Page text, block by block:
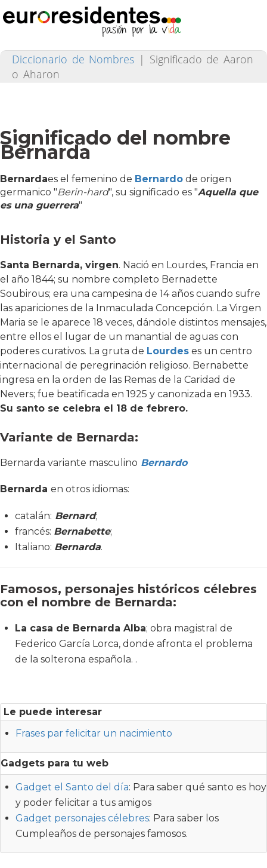
Diccionario de Nombres | Significado de Aaron
o Aharon
Significado del nombre
Bernarda
Bernardaes el femenino de Bernardo de origen
germanico "Berin-hard", su significado es "Aquella que
es una guerrera"
Historia y el Santo
Santa Bernarda, virgen. Nació en Lourdes, Francia en
el año 1844; su nombre completo Bernadette
Soubirous; era una campesina de 14 años cuando sufre
las apariciones de la Inmaculada Concepción. La Virgen
Maria se le aparece 18 veces, dándole distintos mensajes,
entre ellos el lugar de un manantial de aguas con
poderes curativos. La gruta de Lourdes es un centro
internacional de peregrinación religioso. Bernabette
ingresa en la orden de las Remas de la Caridad de
Nevers; fue beatificada en 1925 y canonizada en 1933.
Su santo se celebra el 18 de febrero.
Variante de Bernarda:
Bernarda variante masculino Bernardo
Bernarda en otros idiomas:
catalán: Bernard;
francés: Bernabette;
Italiano: Bernarda.
Famosos, personajes históricos célebres
con el nombre de Bernarda:
La casa de Bernarda Alba; obra magistral de
Federico García Lorca, donde afronta el problema
de la solterona española. .
Le puede interesar
Frases par felicitar un nacimiento
Gadgets para tu web
Gadget el Santo del día: Para saber qué santo es hoy
y poder felicitar a tus amigos
Gadget personajes célebres: Para saber los
Cumpleaños de personajes famosos.